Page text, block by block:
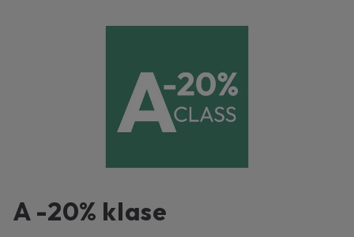
A -20% klase